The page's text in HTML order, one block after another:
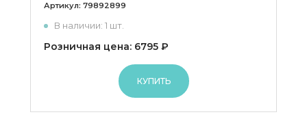
Артикул: 79892899
В наличии: 1 шт.
Розничная цена: 6795 ₽
КУПИТЬ